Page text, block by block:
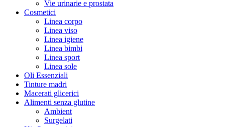
Vie urinarie e prostata
Cosmetici
Linea corpo
Linea viso
Linea igiene
Linea bimbi
Linea sport
Linea sole
Oli Essenziali
Tinture madri
Macerati glicerici
Alimenti senza glutine
Ambient
Surgelati